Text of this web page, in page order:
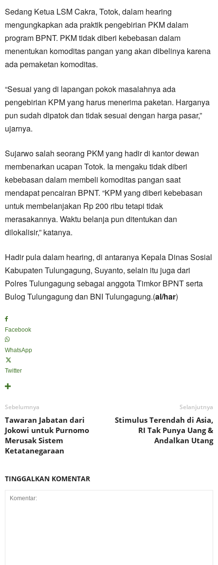
Sedang Ketua LSM Cakra, Totok, dalam hearing
mengungkapkan ada praktik pengebirian PKM dalam
program BPNT. PKM tidak diberi kebebasan dalam
menentukan komoditas pangan yang akan dibelinya karena
ada pemaketan komoditas.
“Sesuai yang di lapangan pokok masalahnya ada
pengebirian KPM yang harus menerima paketan. Harganya
pun sudah dipatok dan tidak sesuai dengan harga pasar,”
ujarnya.
Sujarwo salah seorang PKM yang hadir di kantor dewan
membenarkan ucapan Totok. Ia mengaku tidak diberi
kebebasan dalam membeli komoditas pangan saat
mendapat pencairan BPNT. “KPM yang diberi kebebasan
untuk membelanjakan Rp 200 ribu tetapi tidak
merasakannya. Waktu belanja pun ditentukan dan
dilokalisir,” katanya.
Hadir pula dalam hearing, di antaranya Kepala Dinas Sosial
Kabupaten Tulungagung, Suyanto, selain itu juga dari
Polres Tulungagung sebagai anggota Timkor BPNT serta
Bulog Tulungagung dan BNI Tulungagung.(al/har)
Facebook
WhatsApp
Twitter
Sebelumnya
Tawaran Jabatan dari
Jokowi untuk Purnomo
Merusak Sistem
Ketatanegaraan
Selanjutnya
Stimulus Terendah di Asia,
RI Tak Punya Uang &
Andalkan Utang
TINGGALKAN KOMENTAR